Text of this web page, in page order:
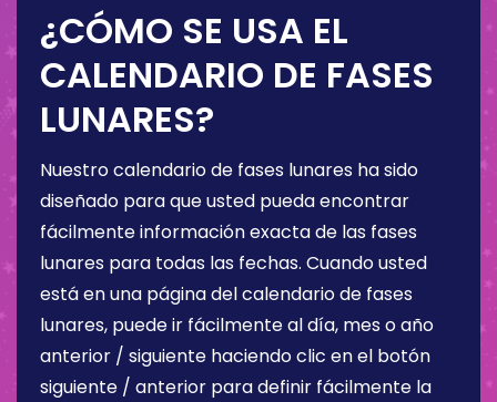
¿CÓMO SE USA EL
CALENDARIO DE FASES
LUNARES?
Nuestro calendario de fases lunares ha sido
diseñado para que usted pueda encontrar
fácilmente información exacta de las fases
lunares para todas las fechas. Cuando usted
está en una página del calendario de fases
lunares, puede ir fácilmente al día, mes o año
anterior / siguiente haciendo clic en el botón
siguiente / anterior para definir fácilmente la